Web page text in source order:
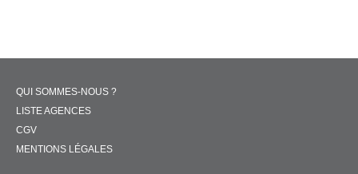
QUI SOMMES-NOUS ?
LISTE AGENCES
CGV
MENTIONS LÉGALES